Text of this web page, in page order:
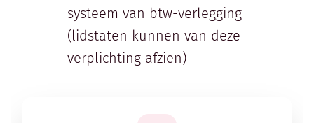
systeem van btw-verlegging
(lidstaten kunnen van deze
verplichting afzien)